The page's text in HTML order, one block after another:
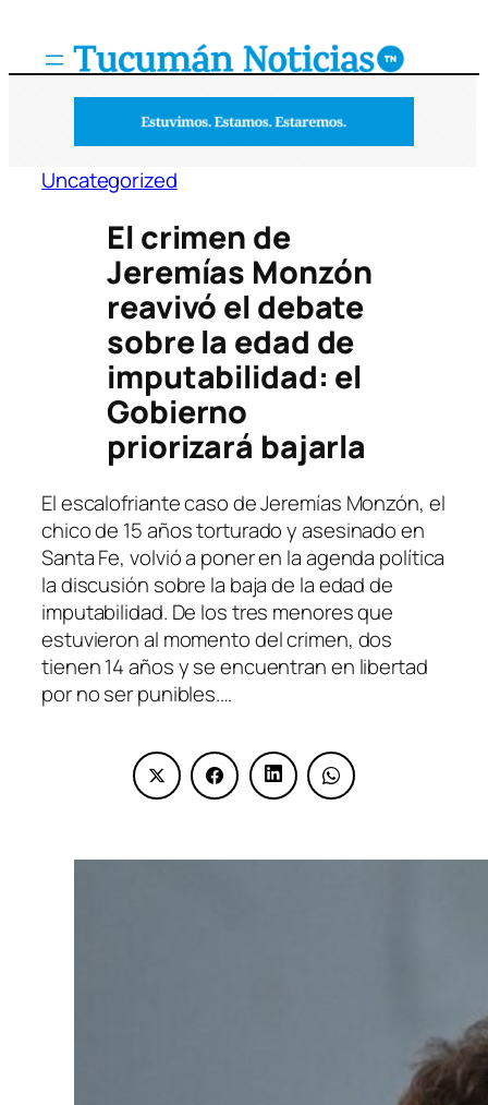
Uncategorized
El crimen de
Jeremías Monzón
reavivó el debate
sobre la edad de
imputabilidad: el
Gobierno
priorizará bajarla
El escalofriante caso de Jeremías Monzón, el
chico de 15 años torturado y asesinado en
Santa Fe, volvió a poner en la agenda política
la discusión sobre la baja de la edad de
imputabilidad. De los tres menores que
estuvieron al momento del crimen, dos
tienen 14 años y se encuentran en libertad
por no ser punibles.…